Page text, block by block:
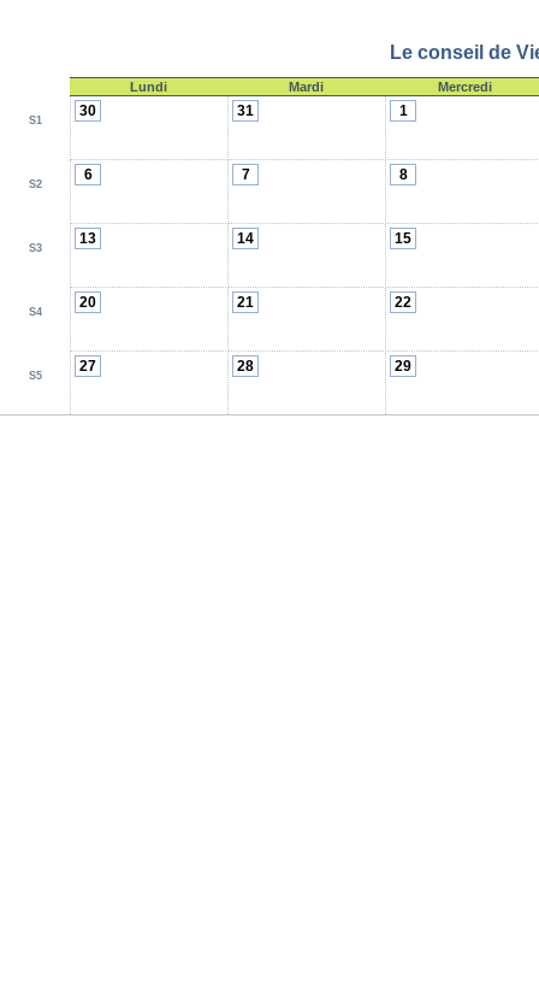
Le conseil de
Lundi Mardi Mercredi
S1
30 31 1
S2
6 7 8
S3
13 14 15
S4
20 21 22
S5
27 28 29